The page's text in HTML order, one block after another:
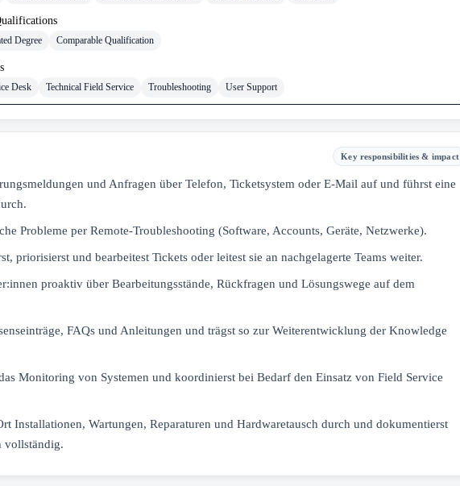
Degree Comparable Qualification
Desk Technical Field Service Troubleshooting User Support
Key responsibilities & impact
und Anfragen über Telefon, Ticketsystem oder E‑Mail auf und führst eine
Probleme per Remote‑Troubleshooting (Software, Accounts, Geräte, Netzwerke).
priorisierst und bearbeitest Tickets oder leitest sie an nachgelagerte Teams weiter.
proaktiv über Bearbeitungsstände, Rückfragen und Lösungswege auf dem
FAQs und Anleitungen und trägst so zur Weiterentwicklung der Knowledge
Monitoring von Systemen und koordinierst bei Bedarf den Einsatz von Field Service
Installationen, Wartungen, Reparaturen und Hardwaretausch durch und dokumentierst
vollständig.